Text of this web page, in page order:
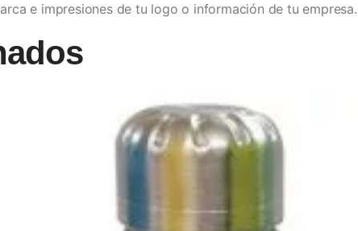
e impresiones de tu logo o información de tu empresa.